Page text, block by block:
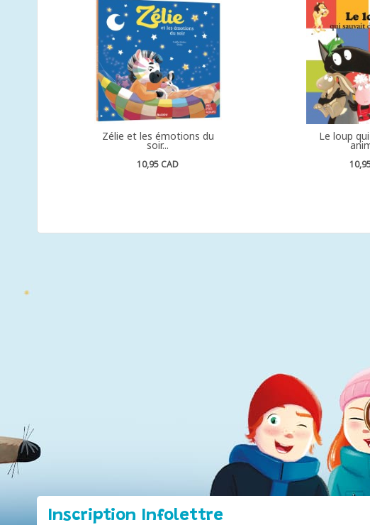
Zélie et les émotions du
soir...
10,95 CAD
Le loup
Inscription Infolettre